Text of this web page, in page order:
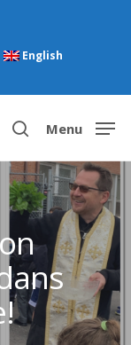
English
Menu